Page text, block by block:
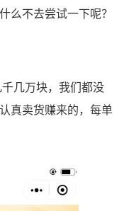
么不去尝试一下呢？
几万块，我们都没
真卖货赚来的，每单